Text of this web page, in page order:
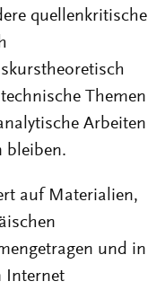
quellenkritische
Themen
Arbeiten
bleiben.
auf Materialien,
und in
Internet